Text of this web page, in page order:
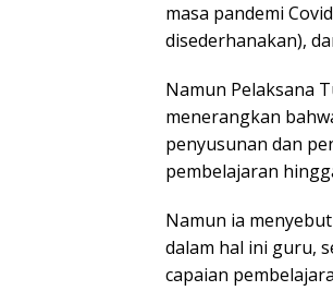
masa pandemi
disederhanakan),
Namun Pelaksana
menerangkan
penyusunan dan
pembelajaran
Namun ia
dalam hal ini guru,
capaian